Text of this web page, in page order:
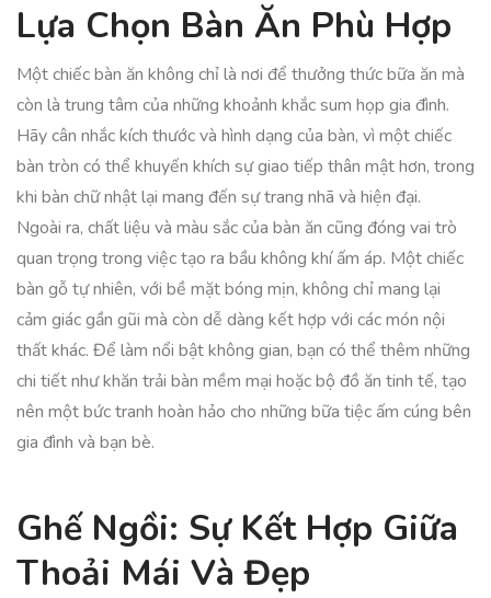
Lựa Chọn Bàn Ăn Phù Hợp
Một chiếc bàn ăn không chỉ là nơi để thưởng thức bữa ăn mà
còn là trung tâm của những khoảnh khắc sum họp gia đình.
Hãy cân nhắc kích thước và hình dạng của bàn, vì một chiếc
bàn tròn có thể khuyến khích sự giao tiếp thân mật hơn, trong
khi bàn chữ nhật lại mang đến sự trang nhã và hiện đại.
Ngoài ra, chất liệu và màu sắc của bàn ăn cũng đóng vai trò
quan trọng trong việc tạo ra bầu không khí ấm áp. Một chiếc
bàn gỗ tự nhiên, với bề mặt bóng mịn, không chỉ mang lại
cảm giác gần gũi mà còn dễ dàng kết hợp với các món nội
thất khác. Để làm nổi bật không gian, bạn có thể thêm những
chi tiết như khăn trải bàn mềm mại hoặc bộ đồ ăn tinh tế, tạo
nên một bức tranh hoàn hảo cho những bữa tiệc ấm cúng bên
gia đình và bạn bè.
Ghế Ngồi: Sự Kết Hợp Giữa
Thoải Mái Và Đẹp